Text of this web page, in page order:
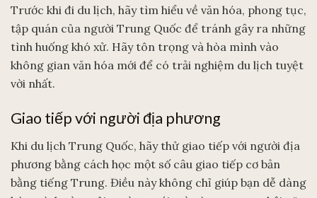
Trước khi đi du lịch, hãy tìm hiểu về văn hóa, phong tục,
tập quán của người Trung Quốc để tránh gây ra những
tình huống khó xử. Hãy tôn trọng và hòa mình vào
không gian văn hóa mới để có trải nghiệm du lịch tuyệt
vời nhất.
Giao tiếp với người địa phương
Khi du lịch Trung Quốc, hãy thử giao tiếp với người địa
phương bằng cách học một số câu giao tiếp cơ bản
bằng tiếng Trung. Điều này không chỉ giúp bạn dễ dàng